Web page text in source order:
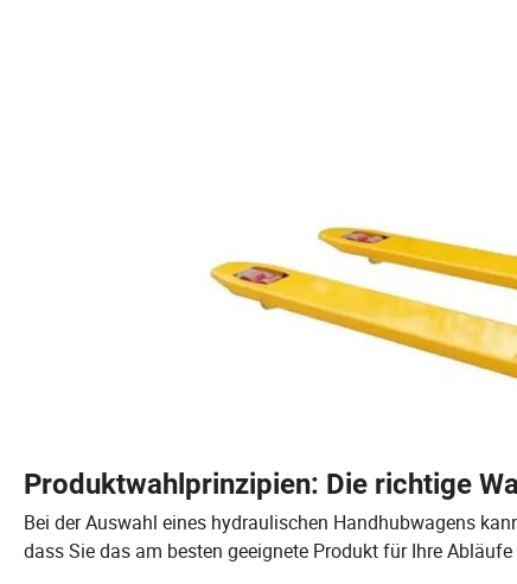
Produktwahlprinzipien: Die richtige
Bei der Auswahl eines hydraulischen Handhubwagens
dass Sie das am besten geeignete Produkt für Ihre